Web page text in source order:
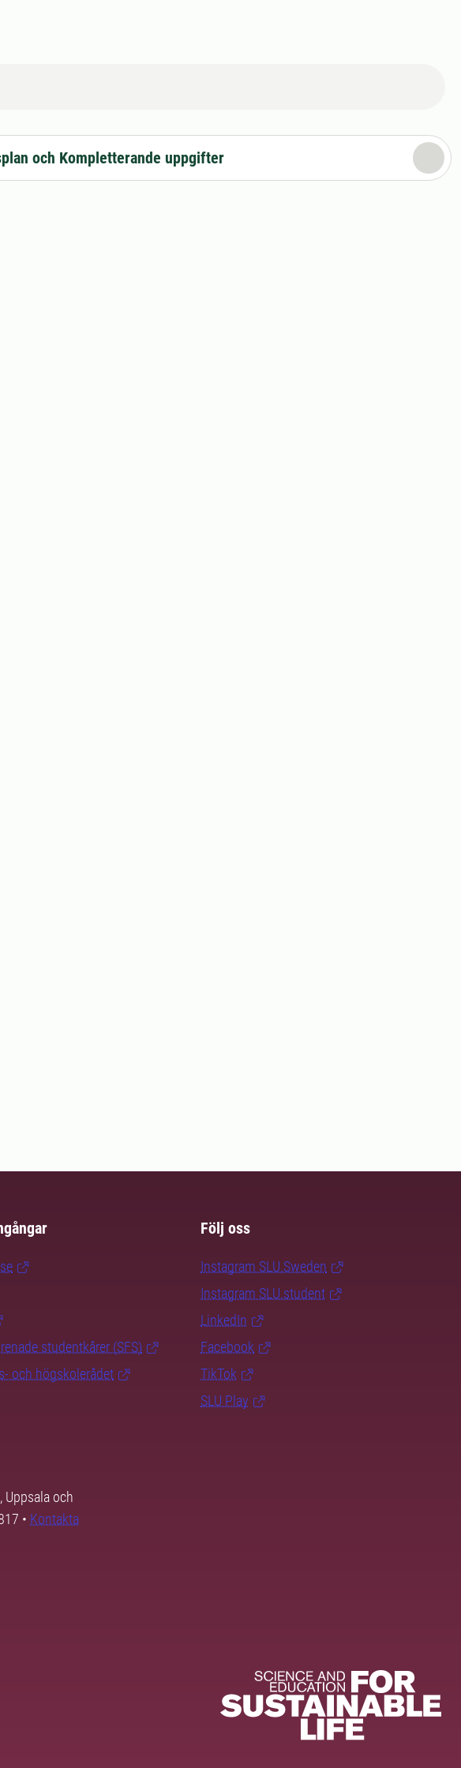
och Kompletterande uppgifter
studentkårer (SFS)
och högskolerådet
Följ oss
Instagram SLU.Sweden
Instagram SLU.student
LinkedIn
Facebook
TikTok
SLU Play
Uppsala och
• Kontakta